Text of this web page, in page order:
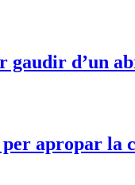
gaudir d’un
apropar la